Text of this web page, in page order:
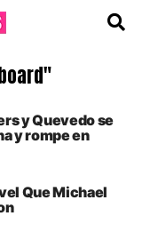
y Quevedo se
y rompe en
Que Michael